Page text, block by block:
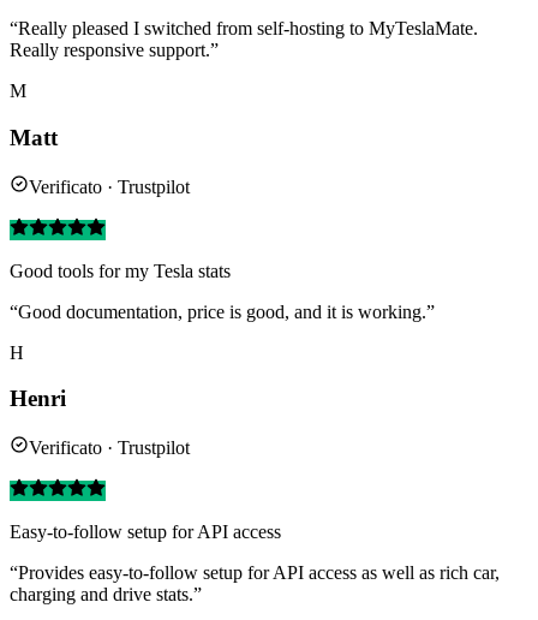
“Really pleased I switched from self-hosting to MyTeslaMate.
Really responsive support.”
M
Matt
Verificato · Trustpilot
Good tools for my Tesla stats
“Good documentation, price is good, and it is working.”
H
Henri
Verificato · Trustpilot
Easy-to-follow setup for API access
“Provides easy-to-follow setup for API access as well as rich car,
charging and drive stats.”